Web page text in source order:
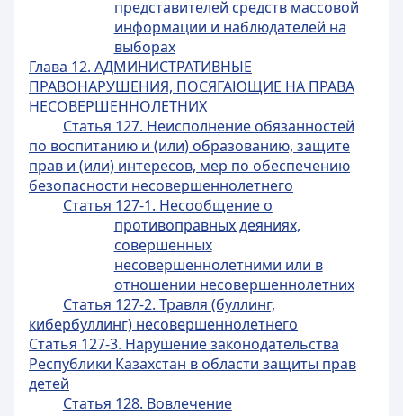
представителей средств массовой
информации и наблюдателей на
выборах
Глава 12. АДМИНИСТРАТИВНЫЕ
ПРАВОНАРУШЕНИЯ, ПОСЯГАЮЩИЕ НА ПРАВА
НЕСОВЕРШЕННОЛЕТНИХ
Статья 127. Неисполнение обязанностей
по воспитанию и (или) образованию, защите
прав и (или) интересов, мер по обеспечению
безопасности несовершеннолетнего
Статья 127-1. Несообщение о
противоправных деяниях,
совершенных
несовершеннолетними или в
отношении несовершеннолетних
Статья 127-2. Травля (буллинг,
кибербуллинг) несовершеннолетнего
Статья 127-3. Нарушение законодательства
Республики Казахстан в области защиты прав
детей
Статья 128. Вовлечение